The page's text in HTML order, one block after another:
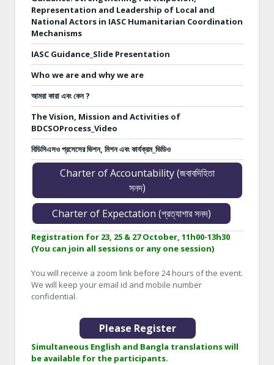
Representation and Leadership of Local and
National Actors in IASC Humanitarian Coordination
Mechanisms
IASC Guidance_Slide Presentation
Who we are and why we are
আমরা কারা এবং কেন ?
The Vision, Mission and Activities of
BDCSOProcess_Video
বিডিসিএসও প্রসেসের ভিশন, মিশন এবং কার্যক্রম_ভিডিও
Charter of Accountability (জবাবদিহিতা
সনদ)
Charter of Expectation (প্রত্যাশার সনদ)
Registration for 23, 25 & 27 October, 11h00-13h30
(You can join all sessions or any one session)
You will receive a zoom link before 24 hours of the event.
We will keep your email id and mobile number
confidential.
Please Register
Simultaneous English and Bangla translations will
be available for the participants.